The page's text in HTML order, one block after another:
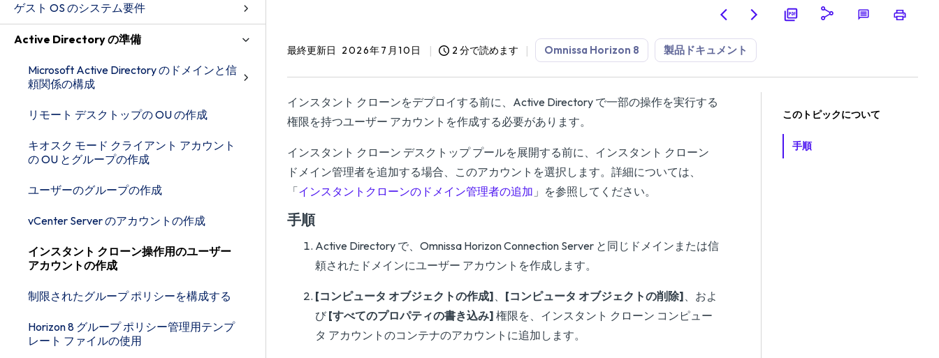
ゲスト OS のシステム要件
Active Directory の準備
Microsoft Active Directory のドメインと信
頼関係の構成
リモート デスクトップの OU の作成
キオスク モード クライアント アカウント
の OU とグループの作成
ユーザーのグループの作成
vCenter Server のアカウントの作成
インスタント クローン操作用のユーザー
アカウントの作成
制限されたグループ ポリシーを構成する
Horizon 8 グループ ポリシー管理用テンプ
レート ファイルの使用
最終更新日 2026年7月10日 2 分で読めます Omnissa Horizon 8 製品ドキュメント
インスタント クローンをデプロイする前に、Active Directory で一部の操作を実行する
権限を持つユーザー アカウントを作成する必要があります。
インスタント クローン デスクトップ プールを展開する前に、インスタント クローン
ドメイン管理者を追加する場合、このアカウントを選択します。詳細については、
「インスタントクローンのドメイン管理者の追加 」を参照してください。
手順
Active Directory で、Omnissa Horizon Connection Server と同じドメインまたは信
頼されたドメインにユーザー アカウントを作成します。
[コンピュータ オブジェクトの作成]、 [コンピュータ オブジェクトの削除]、およ
び [すべてのプロパティの書き込み] 権限を、インスタント クローン コンピュー
タ アカウントのコンテナのアカウントに追加します。
このトピックについて
手順